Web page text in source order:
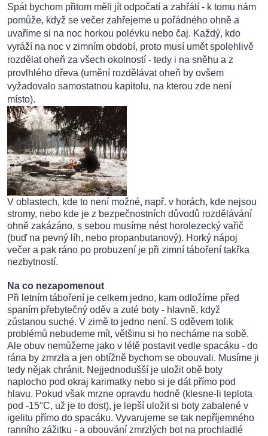
Spát bychom přitom měli jít odpočatí a zahřátí - k tomu nám
pomůže, když se večer zahřejeme u pořádného ohně a
uvaříme si na noc horkou polévku nebo čaj. Každý, kdo
vyráží na noc v zimním období, proto musí umět spolehlivě
rozdělat oheň za všech okolností - tedy i na sněhu a z
provlhlého dřeva (umění rozdělávat oheň by ovšem
vyžadovalo samostatnou kapitolu, na kterou zde není
místo).
V oblastech, kde to není možné, např. v horách, kde nejsou
stromy, nebo kde je z bezpečnostních důvodů rozdělávání
ohně zakázáno, s sebou musíme nést horolezecký vařič
(buď na pevný líh, nebo propanbutanový). Horký nápoj
večer a pak ráno po probuzení je při zimní táboření takřka
nezbytností.
Na co nezapomenout
Při letním táboření je celkem jedno, kam odložíme před
spaním přebytečný oděv a zuté boty - hlavně, když
zůstanou suché. V zimě to jedno není. S oděvem tolik
problémů nebudeme mít, většinu si ho necháme na sobě.
Ale obuv nemůžeme jako v létě postavit vedle spacáku - do
rána by zmrzla a jen obtížně bychom se obouvali. Musíme ji
tedy nějak chránit. Nejjednodušší je uložit obě boty
naplocho pod okraj karimatky nebo si je dát přímo pod
hlavu. Pokud však mrzne opravdu hodně (klesne-li teplota
pod -15°C, už je to dost), je lepší uložit si boty zabalené v
igelitu přímo do spacáku. Vyvarujeme se tak nepříjemného
ranního zážitku - a obouvání zmrzlých bot na prochladlé